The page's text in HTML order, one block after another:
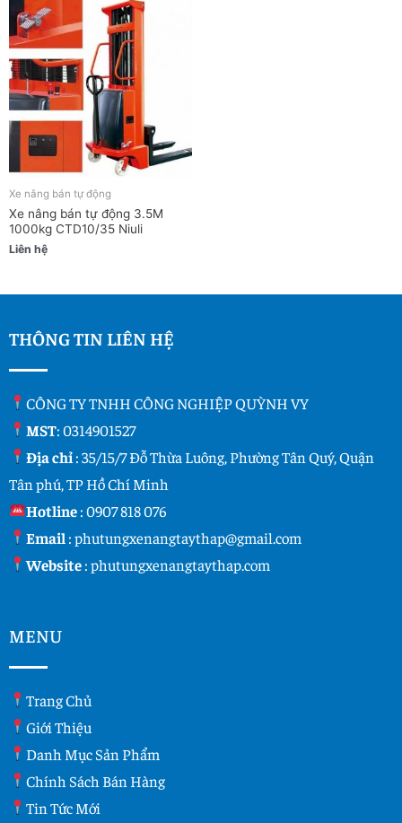
Xe nâng bán tự động
Xe nâng bán tự động 3.5M
1000kg CTD10/35 Niuli
Liên hệ
THÔNG TIN LIÊN HỆ
CÔNG TY TNHH CÔNG NGHIỆP QUỲNH VY
MST: 0314901527
Địa chỉ: 35/15/7 Đỗ Thừa Luông, Phường Tân Quý, Quận
Tân phú, TP Hồ Chí Minh
Hotline:0907 818 076
Email :phutungxenangtaythap@gmail.com
Website:phutungxenangtaythap.com
MENU
Trang Chủ
Giới Thiệu
Danh Mục Sản Phẩm
Chính Sách Bán Hàng
Tin Tức Mới